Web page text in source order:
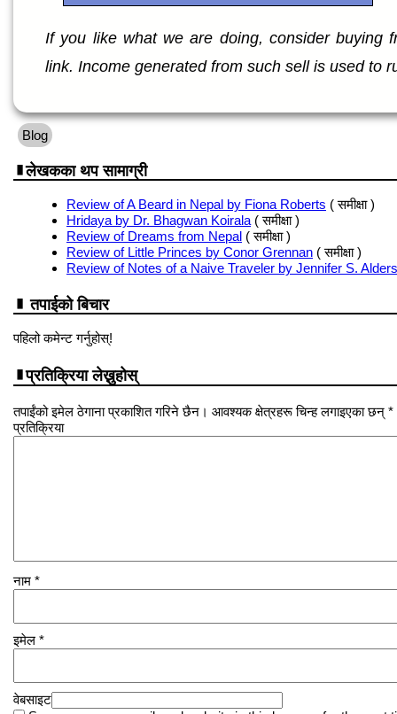
If you like what we are doing, consider buying
link. Income generated from such sell is used to
Blog
लेखकका थप सामाग्री
Review of A Beard in Nepal by Fiona Roberts ( समीक्षा )
Hridaya by Dr. Bhagwan Koirala ( समीक्षा )
Review of Dreams from Nepal ( समीक्षा )
Review of Little Princes by Conor Grennan ( समीक्षा )
Review of Notes of a Naive Traveler by Jennifer S.
तपाईको बिचार
पहिलो कमेन्ट गर्नुहोस्!
प्रतिक्रिया लेख्नुहोस्
तपाईंको इमेल ठेगाना प्रकाशित गरिने छैन। आवश्यक क्षेत्रहरू चिन्ह लगाइएका छन् *
प्रतिक्रिया
नाम *
इमेल *
वेबसाइट